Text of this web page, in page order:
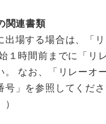
ついて】
月）までにＷｅｂ
（水）１５時００分
開催する大会申込会
接近に伴い、申し込
関連書類
出場する場合は、「
１時間前までに「リ
。 なお、「リレーオ
号」を参照してくだ